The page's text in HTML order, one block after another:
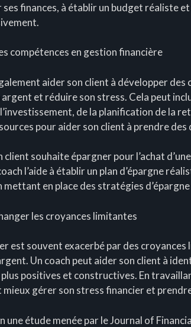
ses finances, à établir un budget réaliste
compétences en gestion financière
aider son client à développer
et réduire son stress. Cela peut
l’investissement, de la planification de la
pour aider son client à prendre
client souhaite épargner pour l’achat
l’aide à établir un plan d’épargne
mettant en place des stratégies
les croyances limitantes
est souvent exacerbé par des croyances
Un coach peut aider son client à
plus positives et constructives. En
mieux gérer son stress financier et
une étude menée par le Journal of